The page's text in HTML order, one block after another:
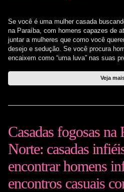
Se você é uma mulher casada
na Paraíba, com homens capazes de
juntar a mulheres que como você
desejo e sedução. Se você procura
encaixem como “uma luva” nas suas
Veja
Casadas fogosas
Norte: casadas
encontrar homens
encontros casuais